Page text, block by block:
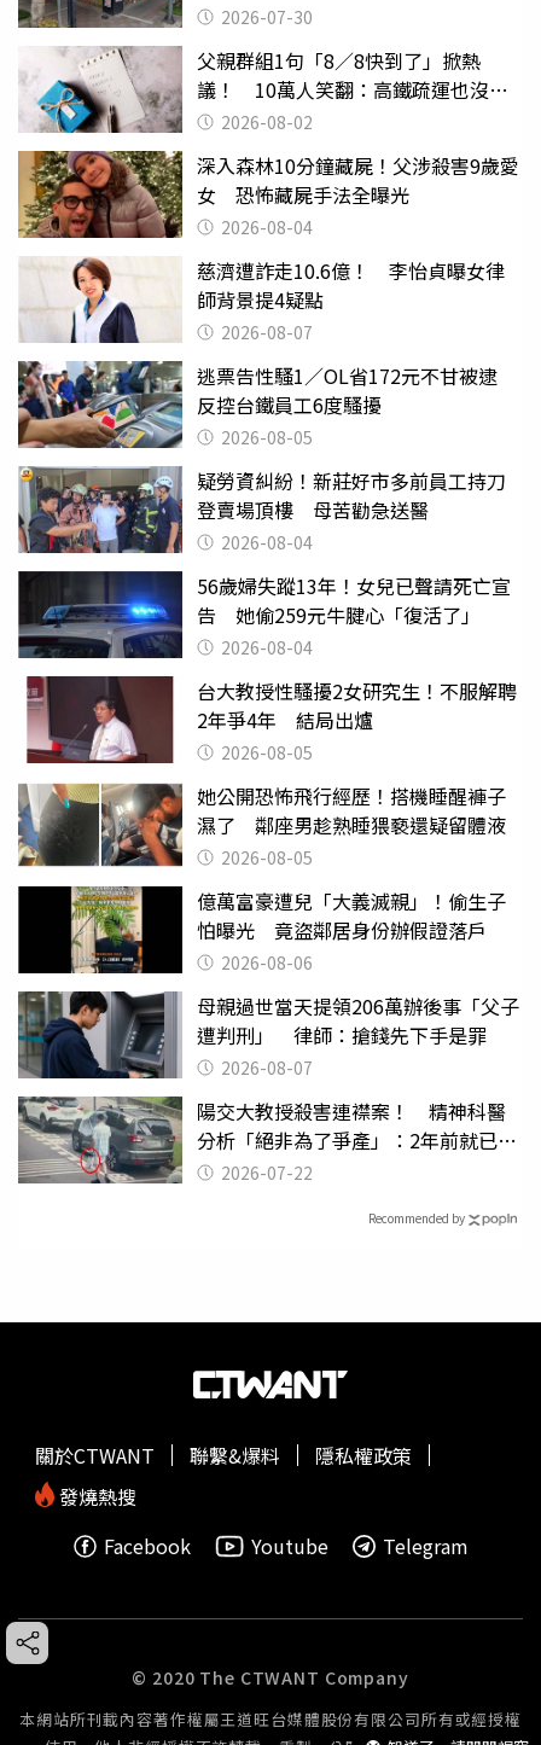
2026-07-30
父親群組1句「8／8快到了」掀熱
議！ 10萬人笑翻：高鐵疏運也沒列
父親節
2026-08-02
深入森林10分鐘藏屍！父涉殺害9歲愛
女 恐怖藏屍手法全曝光
2026-08-04
慈濟遭詐走10.6億！ 李怡貞曝女律
師背景提4疑點
2026-08-07
逃票告性騷1／OL省172元不甘被逮
反控台鐵員工6度騷擾
2026-08-05
疑勞資糾紛！新莊好市多前員工持刀
登賣場頂樓 母苦勸急送醫
2026-08-04
56歲婦失蹤13年！女兒已聲請死亡宣
告 她偷259元牛腱心「復活了」
2026-08-04
台大教授性騷擾2女研究生！不服解聘
2年爭4年 結局出爐
2026-08-05
她公開恐怖飛行經歷！搭機睡醒褲子
濕了 鄰座男趁熟睡猥褻還疑留體液
2026-08-05
億萬富豪遭兒「大義滅親」！偷生子
怕曝光 竟盜鄰居身份辦假證落戶
2026-08-06
母親過世當天提領206萬辦後事「父子
遭判刑」 律師：搶錢先下手是罪
2026-08-07
陽交大教授殺害連襟案！ 精神科醫
分析「絕非為了爭產」：2年前就已言
行詭異
2026-07-22
Recommended by
關於CTWANT 聯繫&爆料
隱私權政策
發燒熱搜
Facebook
Youtube Telegram
© 2020 The CTWANT Company
本網站所刊載內容著作權屬王道旺台媒體股份有限公司所有或經授權